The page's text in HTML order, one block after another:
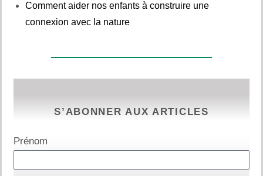
Comment aider nos enfants à construire une
connexion avec la nature
S’ABONNER AUX ARTICLES
Prénom